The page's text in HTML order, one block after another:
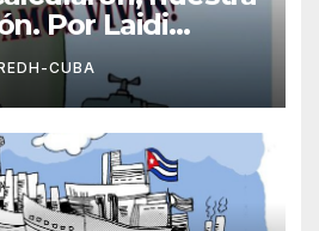
Por Laidi
Juan
CUBA